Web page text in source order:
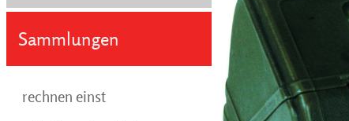
Sammlungen
rechnen einst